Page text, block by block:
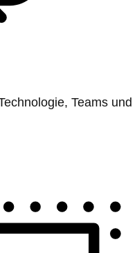
Teams und